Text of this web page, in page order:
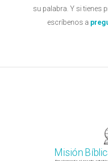
su palabra. Y si tienes
escríbenos a
Misión